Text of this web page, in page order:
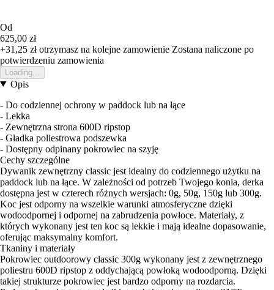
Od
625,00 zł
+31,25 złotrzymasz na kolejne zamowienie Zostana naliczone po
potwierdzeniu zamowienia
Loading...
Opis
- Do codziennej ochrony w paddock lub na łące
- Lekka
- Zewnętrzna strona 600D ripstop
- Gładka poliestrowa podszewka
- Dostępny odpinany pokrowiec na szyję
Cechy szczególne
Dywanik zewnętrzny classic jest idealny do codziennego użytku na
paddock lub na łące. W zależności od potrzeb Twojego konia, derka
dostępna jest w czterech różnych wersjach: 0g, 50g, 150g lub 300g.
Koc jest odporny na wszelkie warunki atmosferyczne dzięki
wodoodpornej i odpornej na zabrudzenia powłoce. Materiały, z
których wykonany jest ten koc są lekkie i mają idealne dopasowanie,
oferując maksymalny komfort.
Tkaniny i materiały
Pokrowiec outdoorowy classic 300g wykonany jest z zewnętrznego
poliestru 600D ripstop z oddychającą powłoką wodoodporną. Dzięki
takiej strukturze pokrowiec jest bardzo odporny na rozdarcia.